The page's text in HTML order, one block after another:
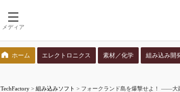
メディア
ホーム エレクトロニクス 素材／化学 組み込み開
TechFactory > 組み込みソフト > フォークランド島を爆撃せよ！ ――大